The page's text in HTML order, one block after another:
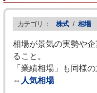
カテゴリ ： 株式 / 相場
相場が景気の実勢や
ること。
「業績相場」も同様の
⇔ 人気相場